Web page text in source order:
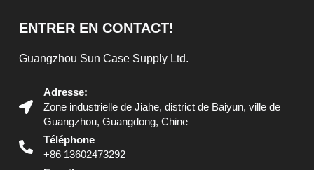
ENTRER EN CONTACT!
Guangzhou Sun Case Supply Ltd.
Adresse:
Zone industrielle de Jiahe, district de Baiyun, ville de
Guangzhou, Guangdong, Chine
Téléphone
+86 13602473292